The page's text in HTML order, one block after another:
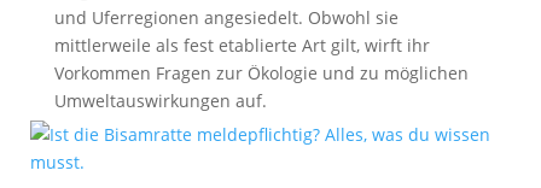
und Uferregionen angesiedelt. Obwohl sie
mittlerweile als fest etablierte Art gilt, wirft ihr
Vorkommen Fragen zur Ökologie und zu möglichen
Umweltauswirkungen auf.